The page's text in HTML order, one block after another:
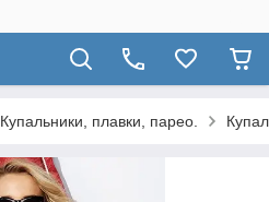
Купальники, плавки, парео.